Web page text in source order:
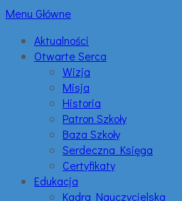
Menu Główne
Aktualności
Otwarte Serca
Wizja
Misja
Historia
Patron Szkoły
Baza Szkoły
Serdeczna Księga
Certyfikaty
Edukacja
Kadra Nauczycielska